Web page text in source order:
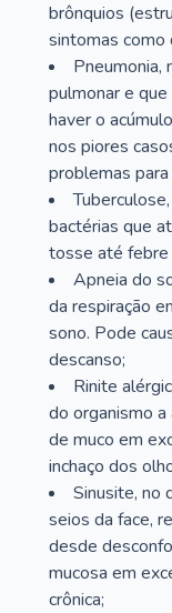
brônquios
sintomas como
Pneumonia,
pulmonar e
haver o
nos piores
problemas para
bactérias que
tosse até febre
Apneia do
da respiração
sono. Pode
descanso;
Rinite
do organismo
de muco em
inchaço dos
Sinusite, no
seios da face,
desde
mucosa em
crônica;